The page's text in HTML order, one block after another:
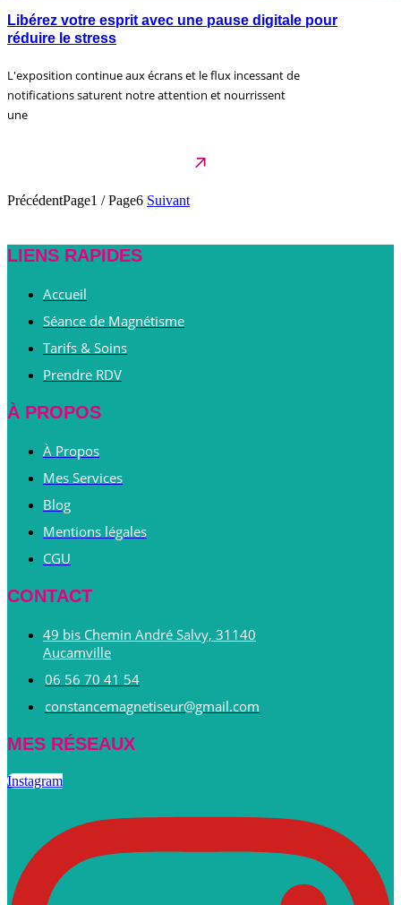
Libérez votre esprit avec une pause digitale pour
réduire le stress
L'exposition continue aux écrans et le flux incessant de
notifications saturent notre attention et nourrissent
une
PrécédentPage1 / Page6 Suivant
LIENS RAPIDES
Accueil
Séance de Magnétisme
Tarifs & Soins
Prendre RDV
À PROPOS
À Propos
Mes Services
Blog
Mentions légales
CGU
CONTACT
49 bis Chemin André Salvy, 31140
Aucamville
06 56 70 41 54
constancemagnetiseur@gmail.com
MES RÉSEAUX
Instagram